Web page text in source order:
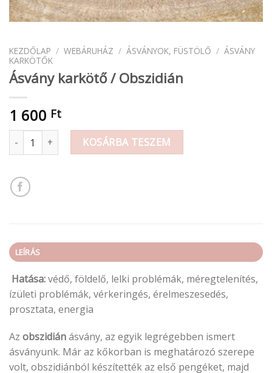
KEZDŐLAP / WEBÁRUHÁZ / ÁSVÁNYOK, FÜSTÖLŐ / ÁSVÁNY
KARKÖTŐK
Ásvány karkötő / Obszidián
1 600 Ft
Ásvány karkötő / Obszidián mennyiség
KOSÁRBA TESZEM
LEÍRÁS
Hatása:védő, földelő, lelki problémák, méregtelenítés,
ízületi problémák, vérkeringés, érelmeszesedés,
prosztata, energia
Az obszidiánásvány, az egyik legrégebben ismert
ásványunk. Már az kőkorban is meghatározó szerepe
volt, obszidiánból készítették az első pengéket, majd